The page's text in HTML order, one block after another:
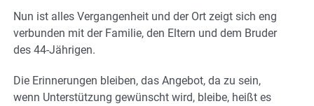
Nun ist alles Vergangenheit und der Ort zeigt sich eng
verbunden mit der Familie, den Eltern und dem Bruder
des 44-Jährigen.
Die Erinnerungen bleiben, das Angebot, da zu sein,
wenn Unterstützung gewünscht wird, bleibe, heißt es